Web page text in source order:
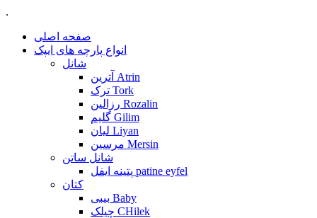
.
صفحه اصلی
انواع پارچه های ایپک
شانل
آترین Atrin
ترک Tork
رزالین Rozalin
گلیم Gilim
لیان Liyan
مرسین Mersin
شانل ساتن
پتینه ایفل patine eyfel
کتان
بیبی Baby
چیلک CHilek